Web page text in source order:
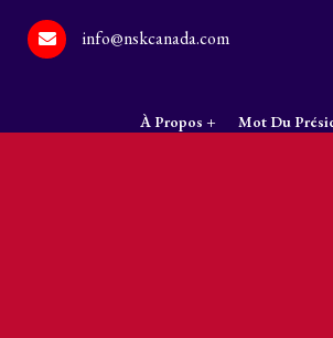
info@nskcanada.com
À Propos Mot Du